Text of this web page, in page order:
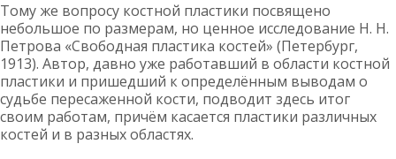
Тому же вопросу костной пластики посвящено
небольшое по размерам, но ценное исследование Н. Н.
Петрова «Свободная пластика костей» (Петербург,
1913). Автор, давно уже работавший в области костной
пластики и пришедший к определённым выводам о
судьбе пересаженной кости, подводит здесь итог
своим работам, причём касается пластики различных
костей и в разных областях.